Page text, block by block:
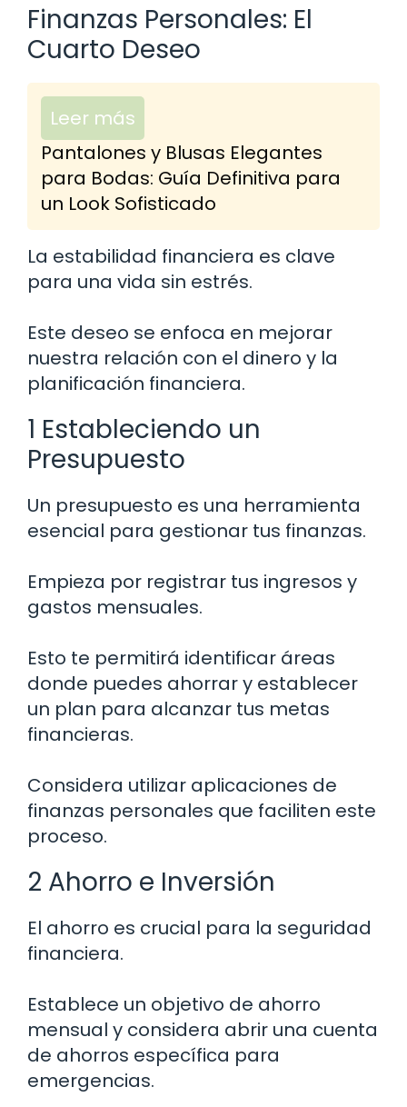
Finanzas Personales: El
Cuarto Deseo
Leer más
Pantalones y Blusas Elegantes
para Bodas: Guía Definitiva para
un Look Sofisticado
La estabilidad financiera es clave
para una vida sin estrés.
Este deseo se enfoca en mejorar
nuestra relación con el dinero y la
planificación financiera.
1 Estableciendo un
Presupuesto
Un presupuesto es una herramienta
esencial para gestionar tus finanzas.
Empieza por registrar tus ingresos y
gastos mensuales.
Esto te permitirá identificar áreas
donde puedes ahorrar y establecer
un plan para alcanzar tus metas
financieras.
Considera utilizar aplicaciones de
finanzas personales que faciliten este
proceso.
2 Ahorro e Inversión
El ahorro es crucial para la seguridad
financiera.
Establece un objetivo de ahorro
mensual y considera abrir una cuenta
de ahorros específica para
emergencias.